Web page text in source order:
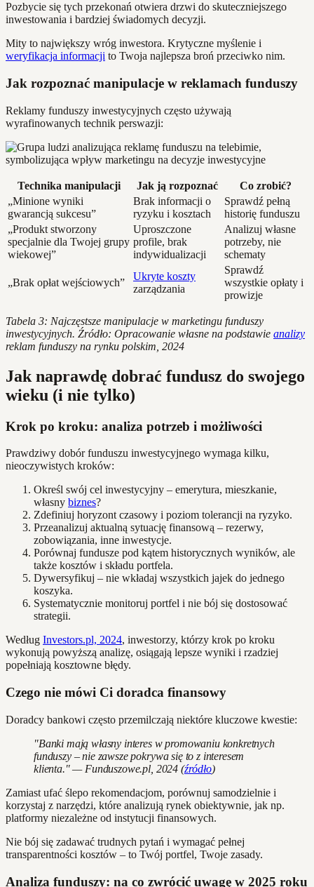
Pozbycie się tych przekonań otwiera drzwi do skuteczniejszego
inwestowania i bardziej świadomych decyzji.
Mity to największy wróg inwestora. Krytyczne myślenie i
weryfikacja informacji to Twoja najlepsza broń przeciwko nim.
Jak rozpoznać manipulacje w reklamach funduszy
Reklamy funduszy inwestycyjnych często używają
wyrafinowanych technik perswazji:
Technika manipulacji Jak ją rozpoznać
Co zrobić?
„Minione wyniki
gwarancją sukcesu”
Brak informacji o
ryzyku i kosztach
Sprawdź pełną
historię funduszu
„Produkt stworzony
specjalnie dla Twojej grupy
wiekowej”
Uproszczone
profile, brak
indywidualizacji
Analizuj własne
potrzeby, nie
schematy
„Brak opłat wejściowych”
Ukryte koszty
zarządzania
Sprawdź
wszystkie opłaty i
prowizje
Tabela 3: Najczęstsze manipulacje w marketingu funduszy
inwestycyjnych. Źródło: Opracowanie własne na podstawie analizy
reklam funduszy na rynku polskim, 2024
Jak naprawdę dobrać fundusz do swojego
wieku (i nie tylko)
Krok po kroku: analiza potrzeb i możliwości
Prawdziwy dobór funduszu inwestycyjnego wymaga kilku,
nieoczywistych kroków:
Określ swój cel inwestycyjny – emerytura, mieszkanie,
własny biznes?
Zdefiniuj horyzont czasowy i poziom tolerancji na ryzyko.
Przeanalizuj aktualną sytuację finansową – rezerwy,
zobowiązania, inne inwestycje.
Porównaj fundusze pod kątem historycznych wyników, ale
także kosztów i składu portfela.
Dywersyfikuj – nie wkładaj wszystkich jajek do jednego
koszyka.
Systematycznie monitoruj portfel i nie bój się dostosować
strategii.
Według Investors.pl, 2024, inwestorzy, którzy krok po kroku
wykonują powyższą analizę, osiągają lepsze wyniki i rzadziej
popełniają kosztowne błędy.
Czego nie mówi Ci doradca finansowy
Doradcy bankowi często przemilczają niektóre kluczowe kwestie:
"Banki mają własny interes w promowaniu konkretnych
funduszy – nie zawsze pokrywa się to z interesem
klienta." — Funduszowe.pl, 2024 (źródło)
Zamiast ufać ślepo rekomendacjom, porównuj samodzielnie i
korzystaj z narzędzi, które analizują rynek obiektywnie, jak np.
platformy niezależne od instytucji finansowych.
Nie bój się zadawać trudnych pytań i wymagać pełnej
transparentności kosztów – to Twój portfel, Twoje zasady.
Analiza funduszy: na co zwrócić uwagę w 2025 roku